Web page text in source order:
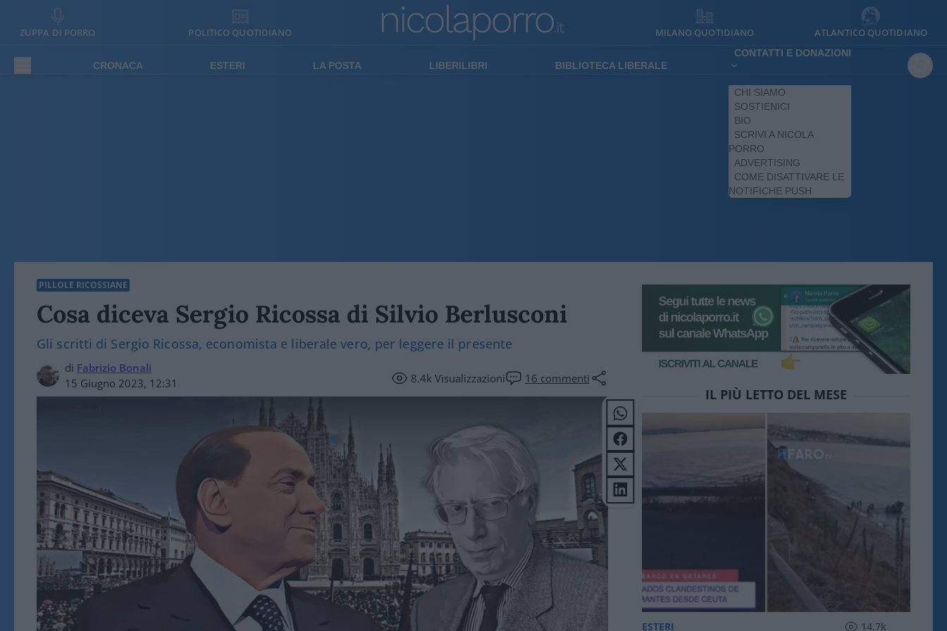
ZUPPA DI PORRO POLITICO QUOTIDIANO MILANO QUOTIDIANO ATLANTICO QUOTIDIANO
CRONACA ESTERI LA POSTA LIBERILIBRI BIBLIOTECA LIBERALE
CONTATTI E DONAZIONI
CHI SIAMO
SOSTIENICI
BIO
SCRIVI A NICOLA
PORRO
ADVERTISING
COME DISATTIVARE LE
NOTIFICHE PUSH
PILLOLE RICOSSIANE
Cosa diceva Sergio Ricossa di Silvio Berlusconi
Gli scritti di Sergio Ricossa, economista e liberale vero, per leggere il presente
di Fabrizio Bonali
15 Giugno 2023, 12:31
8.4kVisualizzazioni 16 commenti
IL PIÙ LETTO DEL MESE
ESTERI 14.7k